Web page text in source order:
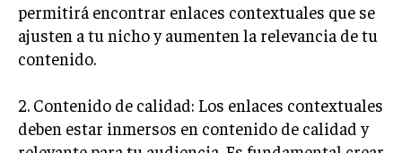
MARKETING B2B
MARKETING B2C
MARKETING DE INFLUENCERS
permitirá encontrar enlaces contextuales que se
ajusten a tu nicho y aumenten la relevancia de tu
contenido.
2. Contenido de calidad: Los enlaces contextuales
deben estar inmersos en contenido de calidad y